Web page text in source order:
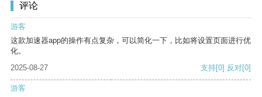
评论
游客
这款加速器app的操作有点复杂，可以简化一下，比如将设置页面进行优
化。
2025-08-27
支持[0] 反对[0]
游客